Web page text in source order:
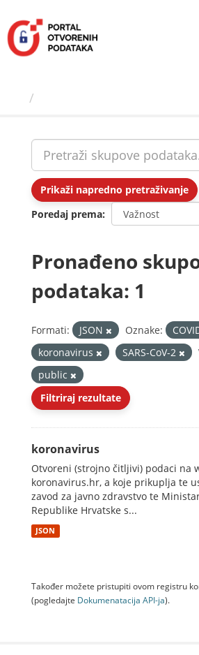
sadržaj
Prikaži napredno pretraživanje
Poredaj prema
Pronađeno
podataka: 1
Formati: JSON Oznake:
koronavirus
SARS-CoV-2
public
Filtriraj rezultate
koronavirus
Otvoreni (strojno čitljivi) podaci na
koronavirus.hr, a koje prikuplja te
zavod za javno zdravstvo te
Republike Hrvatske s...
JSON
Također možete pristupiti ovom registru
(pogledajte Dokumenаtаcijа API-jа).